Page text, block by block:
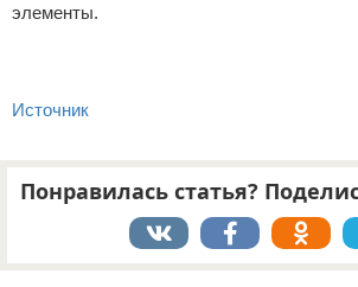
элементы.
Источник
Понравилась статья?